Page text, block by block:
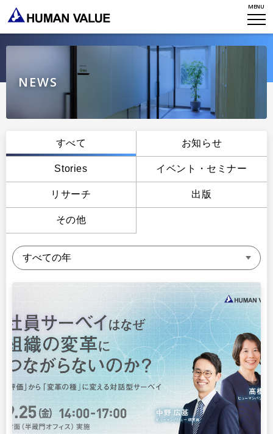
MENU
WHO WE ARE
会社概要
HVからのメッセージ
ミッション・バリュー
プライバシーポリシー
WHAT WE DO
組織変革
リーダーシップ
PMI
出版
プラクティショナー養成
リサーチ
STORIES
イベント・セミナー
出版
その他
CONTACT
NEWS
すべて お知らせ
Stories イベント・セミナー
リサーチ 出版
その他